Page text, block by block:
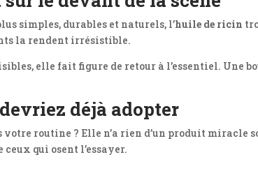
simples, durables et naturels, l’huile de ricin
la rendent irrésistible.
elle fait figure de retour à l’essentiel. Une
déjà adopter
votre routine ? Elle n’a rien d’un produit miracle
qui osent l’essayer.